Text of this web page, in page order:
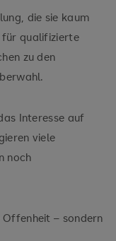
die sie kaum
für qualifizierte
zu den
Interesse auf
viele
noch
– sondern